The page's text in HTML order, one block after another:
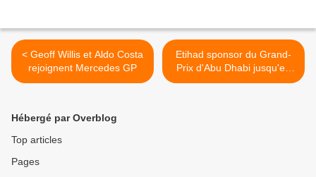
< Geoff Willis et Aldo Costa
rejoignent Mercedes GP
Etihad sponsor du Grand-
Prix d'Abu Dhabi jusqu'en
2015 >
Hébergé par Overblog
Top articles
Pages